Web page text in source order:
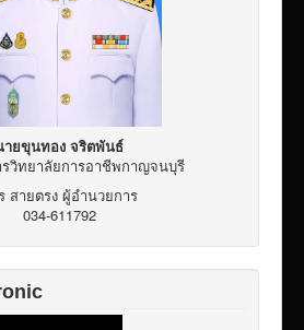
รณะ ita 2569
ายขุนทอง จริตพันธ์
วิทยาลัยการอาชีพกาญจนบุรี
สายตรง ผู้อำนวยการ
034-611792